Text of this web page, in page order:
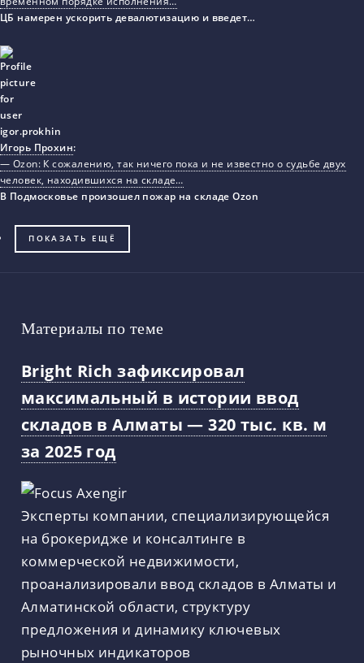
ЦБ намерен ускорить девалютизацию и введет…
Игорь Прохин:
— Ozon: К сожалению, так ничего пока и не известно о судьбе двух
человек, находившихся на складе…
В Подмосковье произошел пожар на складе Ozon
ПОКАЗАТЬ ЕЩЁ
Материалы по теме
Bright Rich зафиксировал
максимальный в истории ввод
складов в Алматы — 320 тыс. кв. м
за 2025 год
Эксперты компании, специализирующейся
на брокеридже и консалтинге в
коммерческой недвижимости,
проанализировали ввод складов в Алматы и
Алматинской области, структуру
предложения и динамику ключевых
рыночных индикаторов